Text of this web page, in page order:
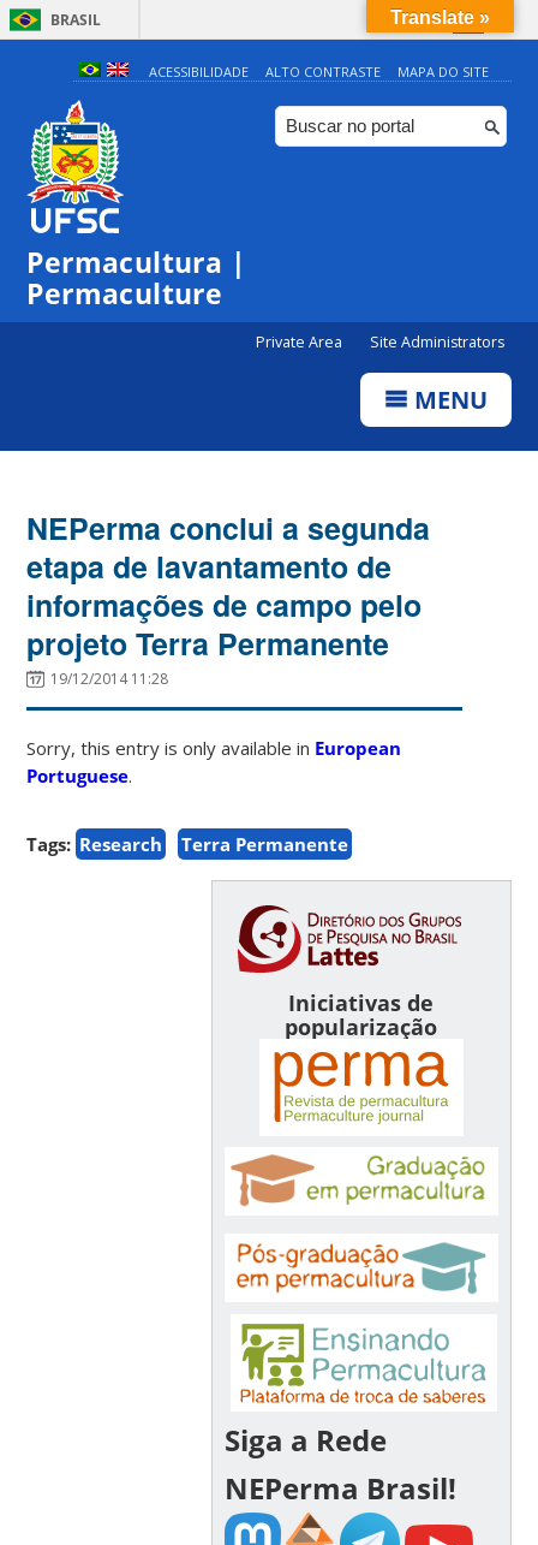
BRASIL
Simplifique!
Comunica BR
Participe
ACESSIBILIDADE ALTO CONTRASTE MAPA DO SITE
Permacultura |
Permaculture
Private Area Site Administrators
MENU
NEPerma conclui a segunda
etapa de lavantamento de
informações de campo pelo
projeto Terra Permanente
19/12/2014 11:28
Sorry, this entry is only available in European
Portuguese.
Tags: Research Terra Permanente
Iniciativas de
popularização
Siga a Rede
NEPerma Brasil!
Translate »